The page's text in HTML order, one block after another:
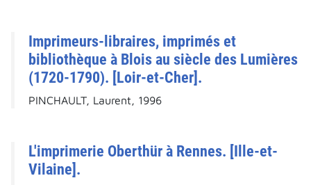
Imprimeurs-libraires, imprimés et
bibliothèque à Blois au siècle des Lumières
(1720-1790). [Loir-et-Cher].
PINCHAULT, Laurent, 1996
L'imprimerie Oberthür à Rennes. [Ille-et-
Vilaine].